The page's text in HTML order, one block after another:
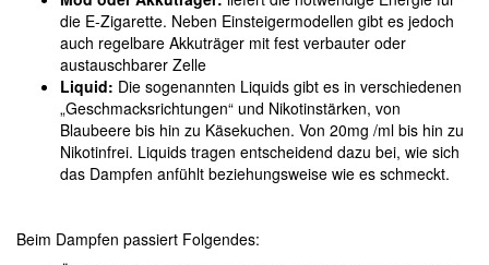
die E-Zigarette. Neben Einsteigermodellen gibt es jedoch
auch regelbare Akkuträger mit fest verbauter oder
austauschbarer Zelle
Liquid: Die sogenannten Liquids gibt es in verschiedenen
„Geschmacksrichtungen“ und Nikotinstärken, von
Blaubeere bis hin zu Käsekuchen. Von 20mg /ml bis hin zu
Nikotinfrei. Liquids tragen entscheidend dazu bei, wie sich
das Dampfen anfühlt beziehungsweise wie es schmeckt.
Beim Dampfen passiert Folgendes: